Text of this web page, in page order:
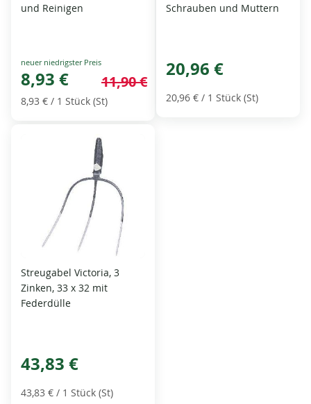
und Reinigen
Special
Price
8,93 € 11,90 €
8,93 € / 1 Stück (St)
Schrauben und Muttern
20,96 €
20,96 € / 1 Stück (St)
Streugabel Victoria, 3
Zinken, 33 x 32 mit
Federdülle
43,83 €
43,83 € / 1 Stück (St)